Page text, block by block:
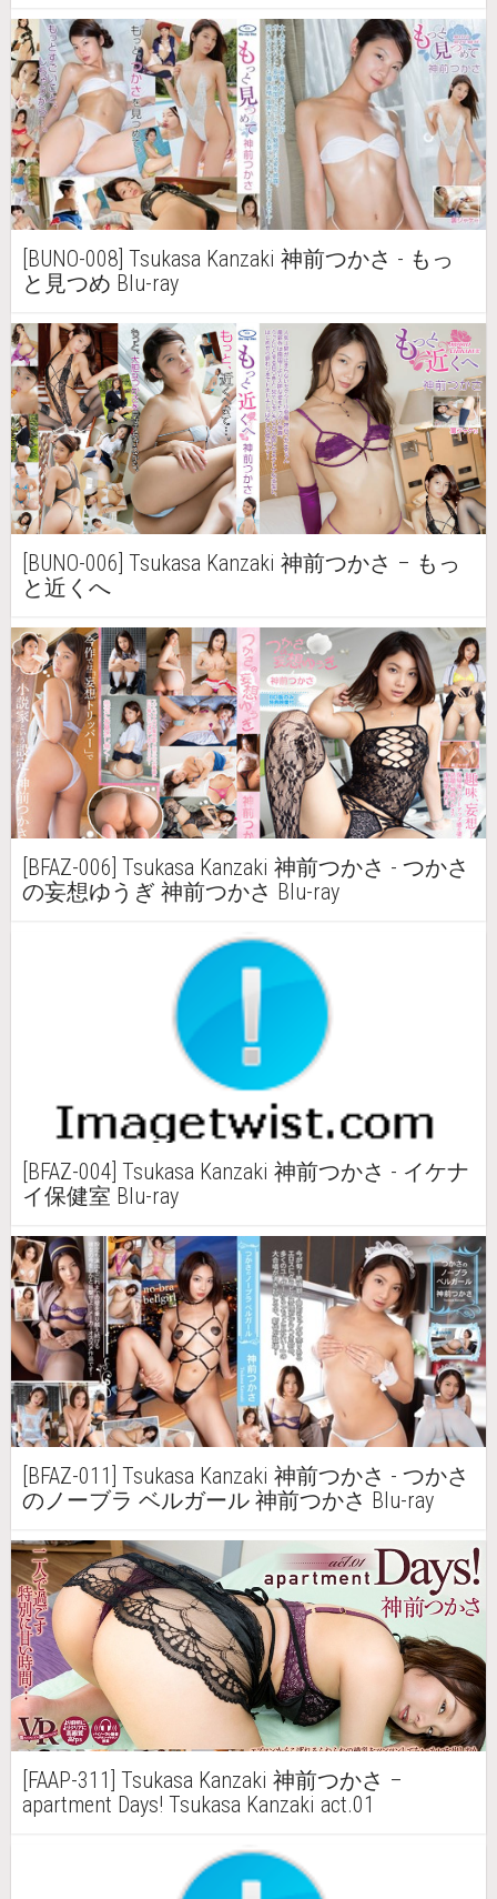
[BUNO-008] Tsukasa Kanzaki 神前つかさ - もっ
と見つめ Blu-ray
[BUNO-006] Tsukasa Kanzaki 神前つかさ – もっ
と近くへ
[BFAZ-006] Tsukasa Kanzaki 神前つかさ - つかさ
の妄想ゆうぎ 神前つかさ Blu-ray
[BFAZ-004] Tsukasa Kanzaki 神前つかさ - イケナ
イ保健室 Blu-ray
[BFAZ-011] Tsukasa Kanzaki 神前つかさ - つかさ
のノーブラ ベルガール 神前つかさ Blu-ray
[FAAP-311] Tsukasa Kanzaki 神前つかさ –
apartment Days! Tsukasa Kanzaki act.01